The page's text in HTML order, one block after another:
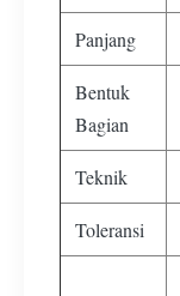
Panjang
Bentuk
Bagian
Teknik
Toleransi